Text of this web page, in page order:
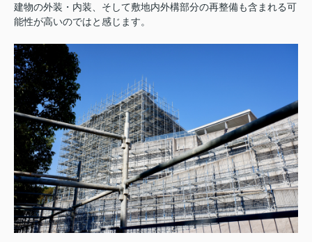
建物の外装・内装、そして敷地内外構部分の再整備も含まれる可
能性が高いのではと感じます。